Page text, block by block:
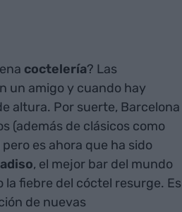
coctelería? Las
un amigo y cuando hay
altura. Por suerte, Barcelona
(además de clásicos como
pero es ahora que ha sido
, el mejor bar del mundo
la fiebre del cóctel resurge. Es
de nuevas